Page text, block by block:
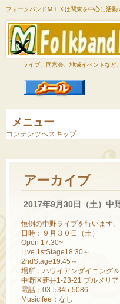
フォークバンドＭＩＸは関東を中心に活動
ライブ、同窓会、地域イベントなど
メニュー
コンテンツへスキップ
アーカイブ
2017年9月30日（土）中
恒例の中野ライブを行います。
日時：９月３０日（土）
Open 17:30~
Live 1stStage18:30～
2ndStage19:45～
場所：ハワイアンダイニング
中野区新井1-23-21 プルメリア
電話：03-5345-5086
Music fee：なし